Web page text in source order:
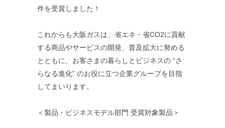
件を受賞しました！
これからも大阪ガスは、省エネ・省CO2に貢献
する商品やサービスの開発、普及拡大に努める
とともに、お客さまの暮らしとビジネスの “さ
らなる進化” のお役に立つ企業グループを目指
してまいります。
＜製品・ビジネスモデル部門 受賞対象製品＞